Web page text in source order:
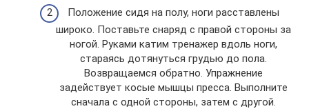
Положение сидя на полу, ноги расставлены
широко. Поставьте снаряд с правой стороны за
ногой. Руками катим тренажер вдоль ноги,
стараясь дотянуться грудью до пола.
Возвращаемся обратно. Упражнение
задействует косые мышцы пресса. Выполните
сначала с одной стороны, затем с другой.